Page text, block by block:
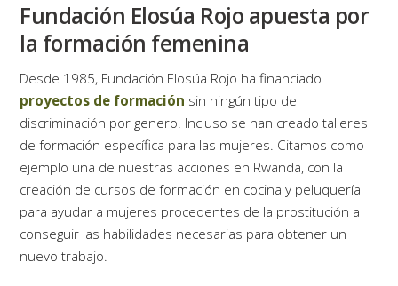
Fundación Elosúa Rojo apuesta por
la formación femenina
Desde 1985, Fundación Elosúa Rojo ha financiado
proyectos de formación sin ningún tipo de
discriminación por genero. Incluso se han creado talleres
de formación específica para las mujeres. Citamos como
ejemplo una de nuestras acciones en Rwanda, con la
creación de cursos de formación en cocina y peluquería
para ayudar a mujeres procedentes de la prostitución a
conseguir las habilidades necesarias para obtener un
nuevo trabajo.